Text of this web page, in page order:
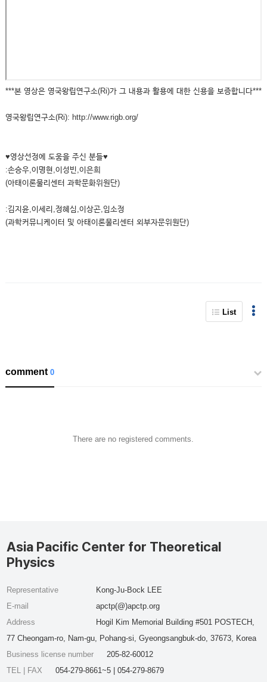
***본 영상은 영국왕립연구소(Ri)가 그 내용과 활용에 대한 신용을 보증합니다***
영국왕립연구소(Ri): http://www.rigb.org/
♥영상선정에 도움을 주신 분들♥
:손승우,이명현,이성빈,이은희
(아태이론물리센터 과학문화위원단)
:김지윤,이세리,정혜심,이상곤,임소정
(과학커뮤니케이터 및 아태이론물리센터 외부자문위원단)
List
comment0
There are no registered comments.
Asia Pacific Center for Theoretical
Physics
Representative
Kong-Ju-Bock LEE
E-mail
apctp(@)apctp.org
Address
Hogil Kim Memorial Building #501 POSTECH,
77 Cheongam-ro, Nam-gu, Pohang-si, Gyeongsangbuk-do, 37673, Korea
Business license number
205-82-60012
TEL | FAX
054-279-8661~5 | 054-279-8679